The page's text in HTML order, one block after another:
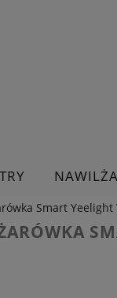
Smart Yeelight